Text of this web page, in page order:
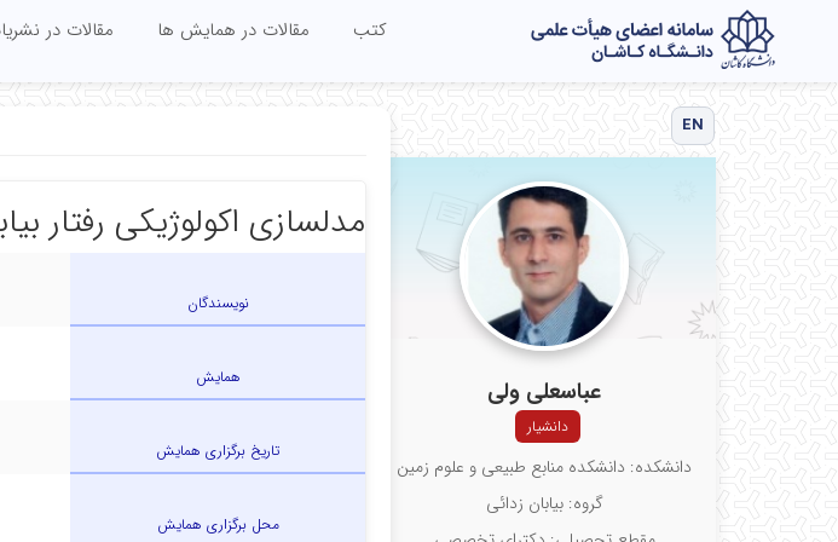
کتب مقالات در همایش ها مقالات در
EN
عباسعلی ولی
دانشیار
دانشکده: دانشکده منابع طبیعی و علوم زمین
گروه: بیابان زدائی
مدلسازی اکولوژیکی رفتار
نویسندگان
همایش
تاریخ برگزاری همایش
محل برگزاری همایش